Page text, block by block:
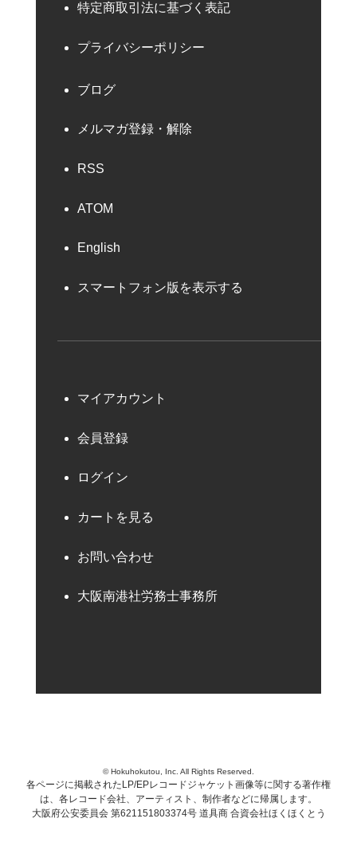
特定商取引法に基づく表記
プライバシーポリシー
ブログ
メルマガ登録・解除
RSS
ATOM
English
スマートフォン版を表示する
マイアカウント
会員登録
ログイン
カートを見る
お問い合わせ
大阪南港社労務士事務所
© Hokuhokutou, Inc. All Rights Reserved.
各ページに掲載されたLP/EPレコードジャケット画像等に関する著作権
は、各レコード会社、アーティスト、制作者などに帰属します。
大阪府公安委員会 第621151803374号 道具商 合資会社ほくほくとう